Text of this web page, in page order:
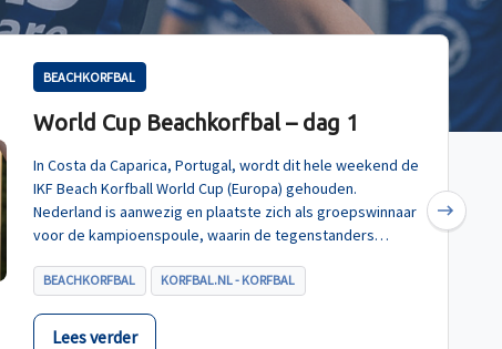
BEACHKORFBAL
World Cup Beachkorfbal – dag 1
In Costa da Caparica, Portugal, wordt dit hele weekend de
IKF Beach Korfball World Cup (Europa) gehouden.
Nederland is aanwezig en plaatste zich als groepswinnaar
voor de kampioenspoule, waarin de tegenstanders
BEACHKORFBAL KORFBAL.NL - KORFBAL
Lees verder
Next